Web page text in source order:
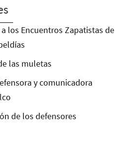
los Encuentros Zapatistas de
las muletas
y comunicadora
de los defensores